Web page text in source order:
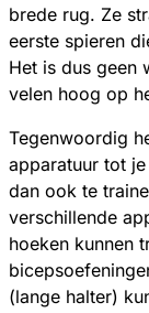
brede rug. Ze
eerste spieren
Het is dus geen
velen hoog op
Tegenwoordig
apparatuur tot
dan ook te
verschillende
hoeken kunnen
(lange halter)